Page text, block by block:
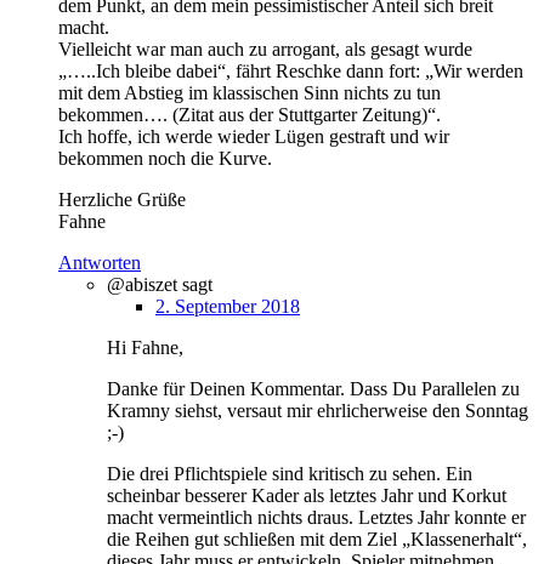
dem Punkt, an dem mein pessimistischer Anteil sich breit
macht.
Vielleicht war man auch zu arrogant, als gesagt wurde
„…..Ich bleibe dabei“, fährt Reschke dann fort: „Wir werden
mit dem Abstieg im klassischen Sinn nichts zu tun
bekommen…. (Zitat aus der Stuttgarter Zeitung)“.
Ich hoffe, ich werde wieder Lügen gestraft und wir
bekommen noch die Kurve.
Herzliche Grüße
Fahne
Antworten
@abiszet sagt
2. September 2018
Hi Fahne,
Danke für Deinen Kommentar. Dass Du Parallelen zu
Kramny siehst, versaut mir ehrlicherweise den Sonntag
;-)
Die drei Pflichtspiele sind kritisch zu sehen. Ein
scheinbar besserer Kader als letztes Jahr und Korkut
macht vermeintlich nichts draus. Letztes Jahr konnte er
die Reihen gut schließen mit dem Ziel „Klassenerhalt“,